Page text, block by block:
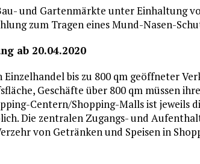
und Gartenmärkte unter Einhaltung
zum Tragen eines Mund-Nasen-
ab 20.04.2020
Einzelhandel bis zu 800 qm geöffneter
Geschäfte über 800 qm müssen
Centern/Shopping-Malls ist jeweils
Die zentralen Zugangs- und
von Getränken und Speisen in